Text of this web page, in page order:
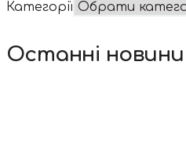
Категорії
Останні новини